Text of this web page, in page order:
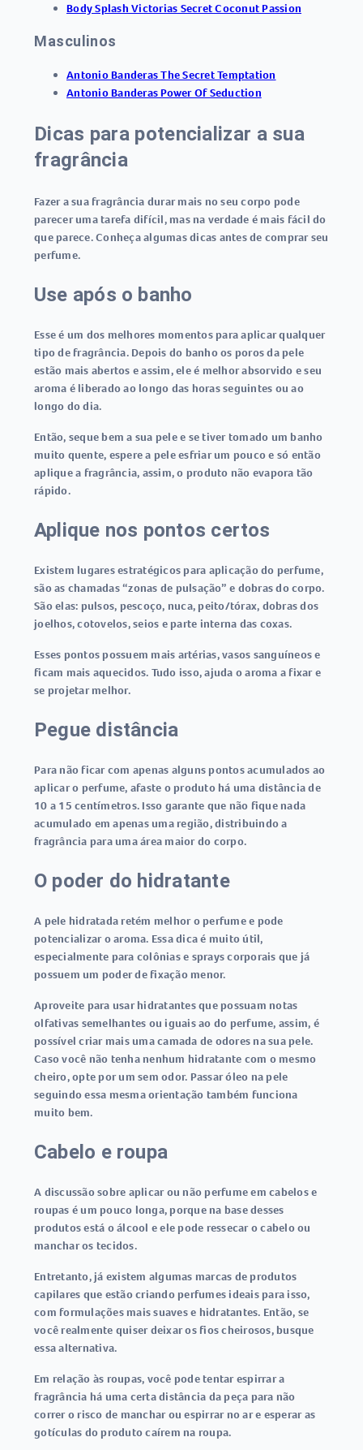
Body Splash Victorias Secret Coconut Passion
Masculinos
Antonio Banderas The Secret Temptation
Antonio Banderas Power Of Seduction
Dicas para potencializar a sua
fragrância
Fazer a sua fragrância durar mais no seu corpo pode
parecer uma tarefa difícil, mas na verdade é mais fácil do
que parece. Conheça algumas dicas antes de comprar seu
perfume.
Use após o banho
Esse é um dos melhores momentos para aplicar qualquer
tipo de fragrância. Depois do banho os poros da pele
estão mais abertos e assim, ele é melhor absorvido e seu
aroma é liberado ao longo das horas seguintes ou ao
longo do dia.
Então, seque bem a sua pele e se tiver tomado um banho
muito quente, espere a pele esfriar um pouco e só então
aplique a fragrância, assim, o produto não evapora tão
rápido.
Aplique nos pontos certos
Existem lugares estratégicos para aplicação do perfume,
são as chamadas “zonas de pulsação” e dobras do corpo.
São elas: pulsos, pescoço, nuca, peito/tórax, dobras dos
joelhos, cotovelos, seios e parte interna das coxas.
Esses pontos possuem mais artérias, vasos sanguíneos e
ficam mais aquecidos. Tudo isso, ajuda o aroma a fixar e
se projetar melhor.
Pegue distância
Para não ficar com apenas alguns pontos acumulados ao
aplicar o perfume, afaste o produto há uma distância de
10 a 15 centímetros. Isso garante que não fique nada
acumulado em apenas uma região, distribuindo a
fragrância para uma área maior do corpo.
O poder do hidratante
A pele hidratada retém melhor o perfume e pode
potencializar o aroma. Essa dica é muito útil,
especialmente para colônias e sprays corporais que já
possuem um poder de fixação menor.
Aproveite para usar hidratantes que possuam notas
olfativas semelhantes ou iguais ao do perfume, assim, é
possível criar mais uma camada de odores na sua pele.
Caso você não tenha nenhum hidratante com o mesmo
cheiro, opte por um sem odor. Passar óleo na pele
seguindo essa mesma orientação também funciona
muito bem.
Cabelo e roupa
A discussão sobre aplicar ou não perfume em cabelos e
roupas é um pouco longa, porque na base desses
produtos está o álcool e ele pode ressecar o cabelo ou
manchar os tecidos.
Entretanto, já existem algumas marcas de produtos
capilares que estão criando perfumes ideais para isso,
com formulações mais suaves e hidratantes. Então, se
você realmente quiser deixar os fios cheirosos, busque
essa alternativa.
Em relação às roupas, você pode tentar espirrar a
fragrância há uma certa distância da peça para não
correr o risco de manchar ou espirrar no ar e esperar as
gotículas do produto caírem na roupa.